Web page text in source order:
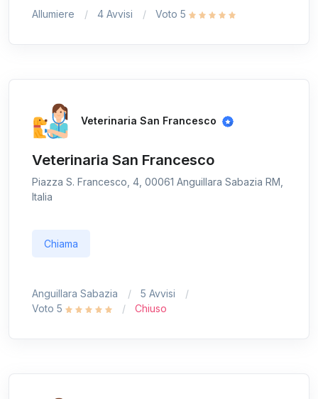
Allumiere 4 Avvisi Voto 5
Veterinaria San Francesco
Veterinaria San Francesco
Piazza S. Francesco, 4, 00061 Anguillara Sabazia RM,
Italia
Chiama
Anguillara Sabazia
5 Avvisi
Voto 5
Chiuso